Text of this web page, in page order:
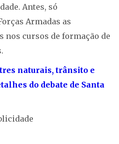
Antes, só
Armadas as
cursos de formação de
naturais, trânsito e
do debate de Santa